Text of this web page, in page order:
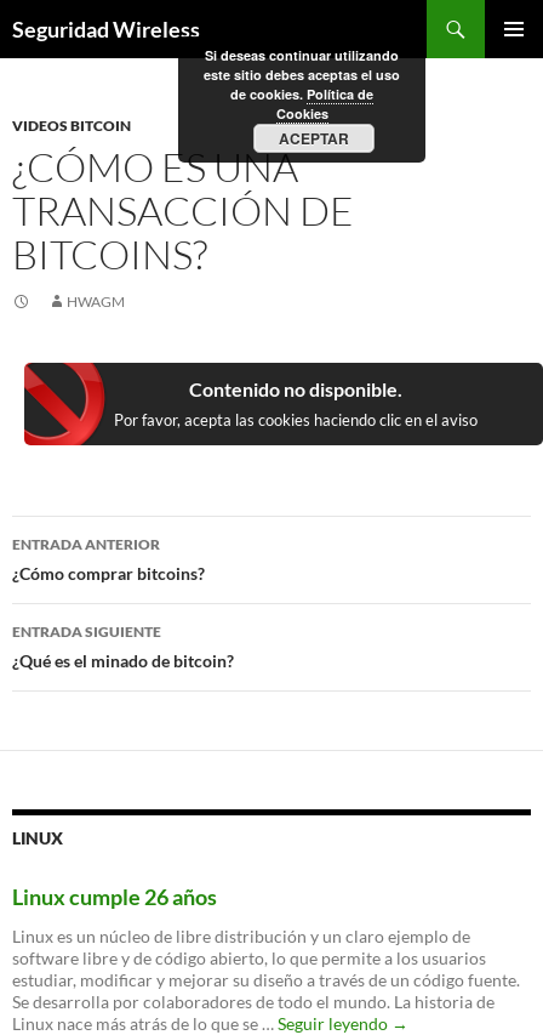
alSeguridad Wireless
VIDEOS BITCOIN
¿CÓMO ES UNA
TRANSACCIÓN DE
BITCOINS?
HWAGM
Contenido no disponible.
Por favor, acepta las cookies haciendo clic en el aviso
Navegación
de
entradas
ENTRADA ANTERIOR
¿Cómo comprar bitcoins?
ENTRADA SIGUIENTE
¿Qué es el minado de bitcoin?
LINUX
Linux cumple 26 años
Linux es un núcleo de libre distribución y un claro ejemplo de
software libre y de código abierto, lo que permite a los usuarios
estudiar, modificar y mejorar su diseño a través de un código fuente.
Se desarrolla por colaboradores de todo el mundo. La historia de
Linux nace más atrás de lo que se …Seguir leyendo Linux
→
Si deseas continuar utilizando
este sitio debes aceptas el uso
de cookies. Política de
Cookies
ACEPTAR